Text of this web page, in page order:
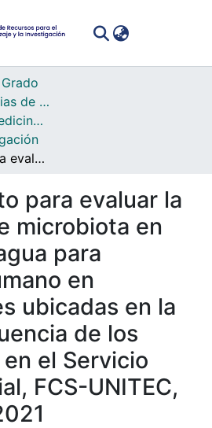
Facultad de Ciencias de la Salud
Licenciatura en Medicina y Cirugía
Estudio piloto para evaluar la presencia de microbiota en fuentes de agua para consumo humano en comunidades ubicadas en la zona de influencia de los estudiantes en el Servicio Médico Social, FCS-UNITEC, noviembre 2021
para evaluar la
microbiota en
para
en
ubicadas en la
de los
el Servicio
FCS-UNITEC,